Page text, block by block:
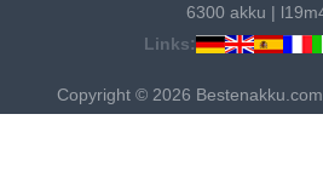
6300 akku |
Links:
Copyright © 2026